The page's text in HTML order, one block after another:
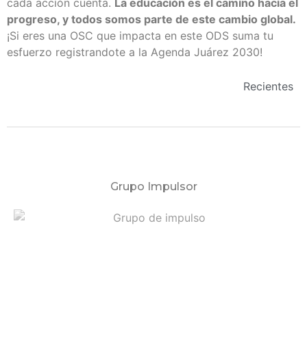
progreso, y todos somos parte de este cambio global.
¡Si eres una OSC que impacta en este ODS suma tu
esfuerzo registrandote a la Agenda Juárez 2030!
Recientes
Grupo Impulsor